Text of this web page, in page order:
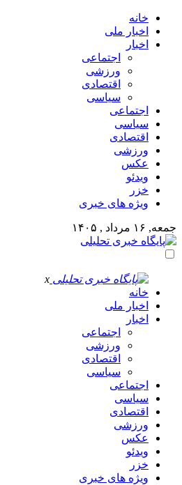
خانه
اخبار ملی
اخبار
اجتماعی
ورزشی
اقتصادی
سیاسی
اجتماعی
سیاسی
اقتصادی
ورزشی
عکس
ویدئو
خزر
ویژه های خبری
جمعه, ۱۶ مرداد , ۱۴۰۵
x
خانه
اخبار ملی
اخبار
اجتماعی
ورزشی
اقتصادی
سیاسی
اجتماعی
سیاسی
اقتصادی
ورزشی
عکس
ویدئو
خزر
ویژه های خبری